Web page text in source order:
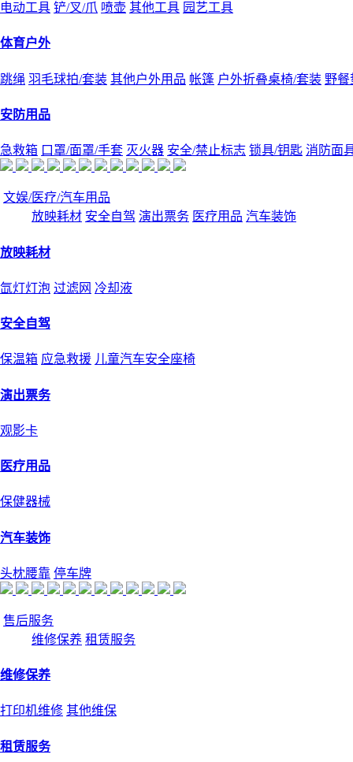
电动工具 铲/叉/爪 喷壶 其他工具 园艺工具
体育户外
跳绳 羽毛球拍/套装 其他户外用品 帐篷 户外折叠桌椅/套装 野餐
安防用品
急救箱 口罩/面罩/手套 灭火器 安全/禁止标志 锁具/钥匙 消防面
文娱/医疗/汽车用品
放映耗材 安全自驾 演出票务 医疗用品 汽车装饰
放映耗材
氙灯灯泡 过滤网 冷却液
安全自驾
保温箱 应急救援 儿童汽车安全座椅
演出票务
观影卡
医疗用品
保健器械
汽车装饰
头枕腰靠 停车牌
售后服务
维修保养 租赁服务
维修保养
打印机维修 其他维保
租赁服务